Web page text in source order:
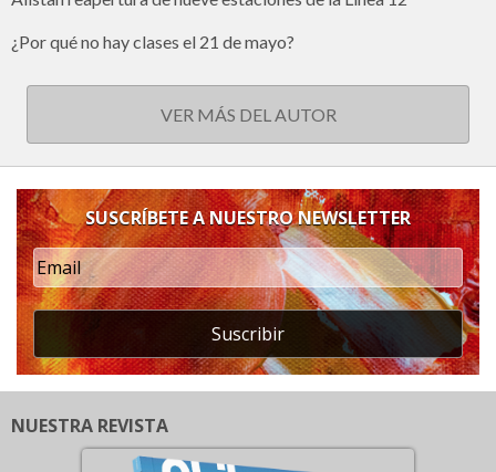
¿Por qué no hay clases el 21 de mayo?
VER MÁS DEL AUTOR
SUSCRÍBETE A NUESTRO NEWSLETTER
Suscribir
NUESTRA REVISTA